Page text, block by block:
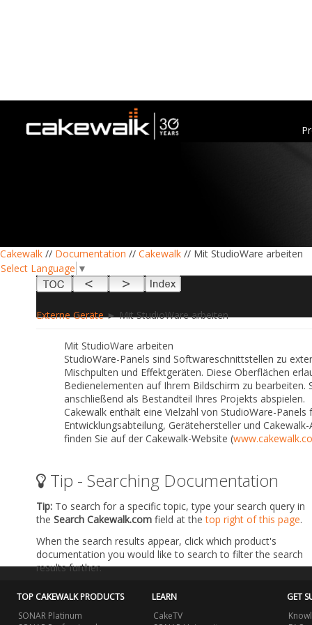
Cakewalk // Documentation // Cakewalk // Mit StudioWare arbeiten
Select Language ▼
Externe Geräte► Mit StudioWare arbeiten
Mit StudioWare arbeiten
StudioWare-Panels sind Softwareschnittstellen zu
Mischpulten und Effektgeräten. Diese Oberflächen
Bedienelementen auf Ihrem Bildschirm zu
anschließend als Bestandteil Ihres Projekts abspielen.
Cakewalk enthält eine Vielzahl von StudioWare-
Entwicklungsabteilung, Gerätehersteller und
finden Sie auf der Cakewalk-Website (
Tip - Searching Documentation
Tip: To search for a specific topic, type your search query in
the Search Cakewalk.com field at thetop right of this page.
When the search results appear, click which product's
documentation you would like to search to filter the search
results further.
TOP CAKEWALK PRODUCTS
SONAR Platinum
LEARN
CakeTV
GET